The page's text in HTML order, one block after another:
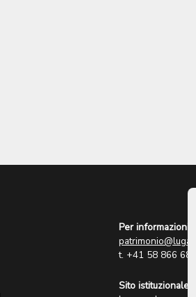
Per informazioni:
t. +41 58 866 68
Sito istituzionale: